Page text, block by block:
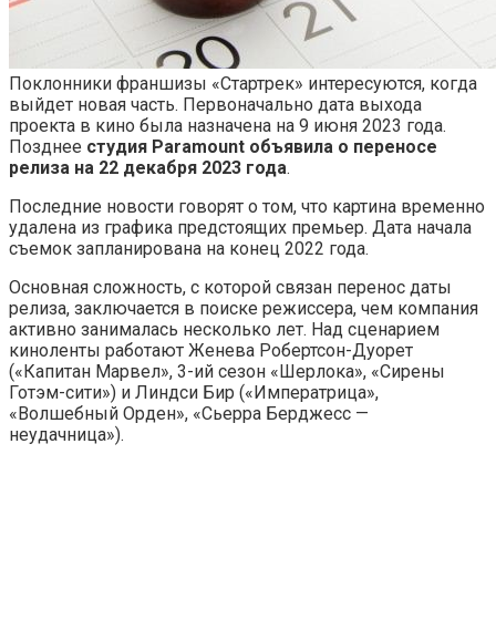
Поклонники франшизы «Стартрек» интересуются, когда
выйдет новая часть. Первоначально дата выхода
проекта в кино была назначена на 9 июня 2023 года.
Позднее студия Paramount объявила о переносе
релиза на 22 декабря 2023 года.
Последние новости говорят о том, что картина временно
удалена из графика предстоящих премьер. Дата начала
съемок запланирована на конец 2022 года.
Основная сложность, с которой связан перенос даты
релиза, заключается в поиске режиссера, чем компания
активно занималась несколько лет. Над сценарием
киноленты работают Женева Робертсон-Дуорет
(«Капитан Марвел», 3-ий сезон «Шерлока», «Сирены
Готэм-сити») и Линдси Бир («Императрица»,
«Волшебный Орден», «Сьерра Берджесс —
неудачница»).